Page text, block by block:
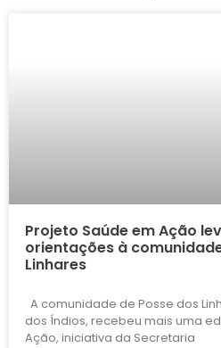
Projeto Saúde em Ação
orientações à
Linhares
A comunidade de Posse dos
dos Índios, recebeu mais uma
Ação, iniciativa da Secretaria